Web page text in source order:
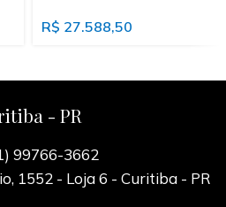
R$ 27.588,50
- PR
99766-3662
1552 - Loja 6 - Curitiba - PR